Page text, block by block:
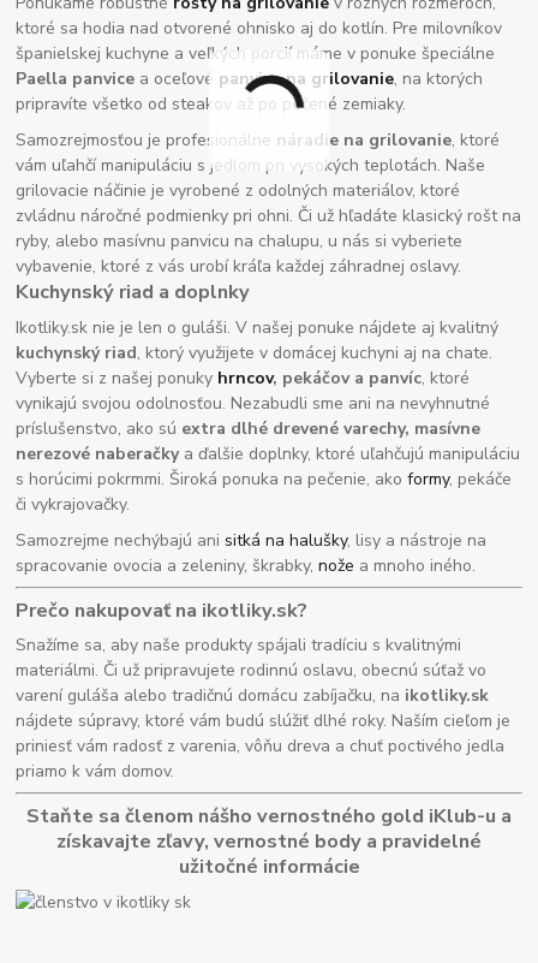
ktoré sa hodia nad otvorené ohnisko aj do kotlín. Pre milovníkov
španielskej kuchyne a veľkých porcií máme v ponuke špeciálne
Paella panvice a oceľové panvice na grilovanie, na ktorých
pripravíte všetko od steakov až po pečené zemiaky.
Samozrejmosťou je profesionálne náradie na grilovanie, ktoré
vám uľahčí manipuláciu s jedlom pri vysokých teplotách. Naše
grilovacie náčinie je vyrobené z odolných materiálov, ktoré
zvládnu náročné podmienky pri ohni. Či už hľadáte klasický rošt na
ryby, alebo masívnu panvicu na chalupu, u nás si vyberiete
vybavenie, ktoré z vás urobí kráľa každej záhradnej oslavy.
Kuchynský riad a doplnky
Ikotliky.sk nie je len o guláši. V našej ponuke nájdete aj kvalitný
kuchynský riad, ktorý využijete v domácej kuchyni aj na chate.
Vyberte si z našej ponuky hrncov, pekáčov a panvíc, ktoré
vynikajú svojou odolnosťou. Nezabudli sme ani na nevyhnutné
príslušenstvo, ako sú extra dlhé drevené varechy, masívne
nerezové naberačkya ďalšie doplnky, ktoré uľahčujú manipuláciu
s horúcimi pokrmmi. Široká ponuka na pečenie, akoformy, pekáče
či vykrajovačky.
Samozrejme nechýbajú anisitká na halušky, lisy a nástroje na
spracovanie ovocia a zeleniny, škrabky,nože a mnoho iného.
Prečo nakupovať na ikotliky.sk?
Snažíme sa, aby naše produkty spájali tradíciu s kvalitnými
materiálmi. Či už pripravujete rodinnú oslavu, obecnú súťaž vo
varení guláša alebo tradičnú domácu zabíjačku, na ikotliky.sk
nájdete súpravy, ktoré vám budú slúžiť dlhé roky. Naším cieľom je
priniesť vám radosť z varenia, vôňu dreva a chuť poctivého jedla
priamo k vám domov.
Staňte sa členom nášho vernostného gold iKlub-u a
získavajte zľavy, vernostné body a pravidelné
užitočné informácie